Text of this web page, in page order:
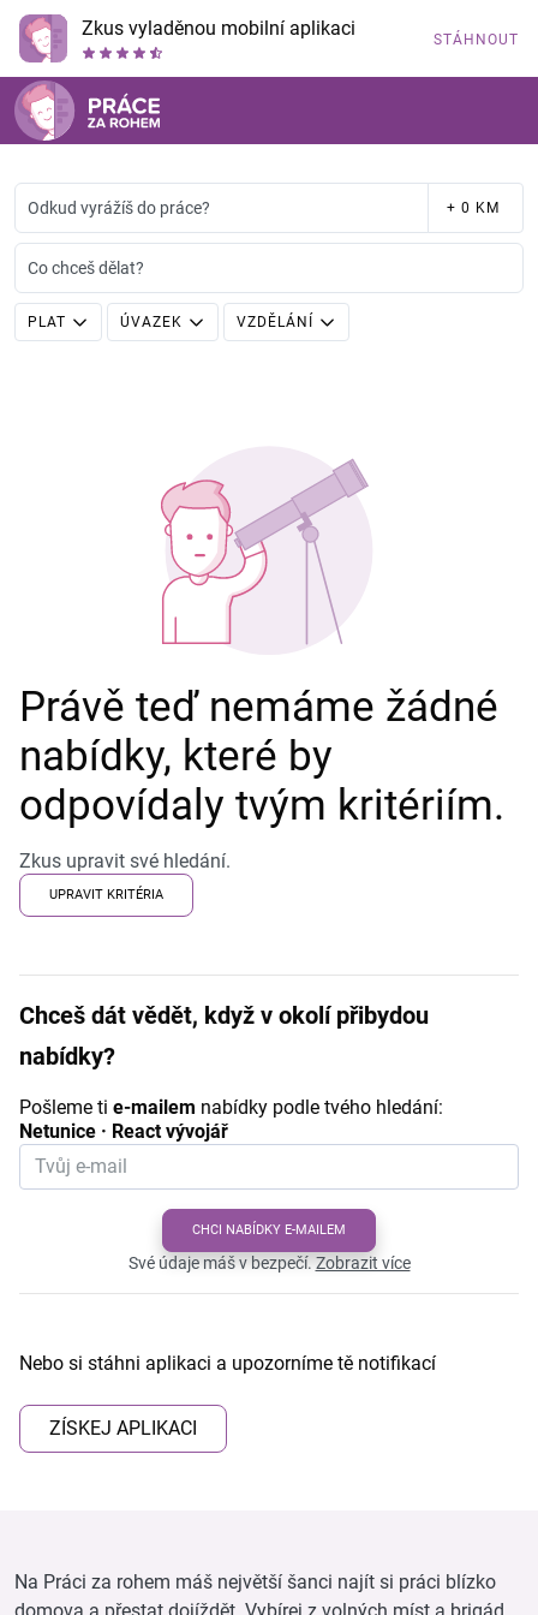
Zkus vyladěnou mobilní aplikaci STÁHNOUT
Odkud vyrážíš do práce? + 0 KM
Co chceš dělat?
PLAT ÚVAZEK VZDĚLÁNÍ
Právě teď nemáme žádné
nabídky, které by
odpovídaly tvým kritériím.
Zkus upravit své hledání.
UPRAVIT KRITÉRIA
Chceš dát vědět, když v okolí přibydou
nabídky?
Pošleme ti e-mailem nabídky podle tvého hledání:
Netunice · React vývojář
CHCI NABÍDKY E-MAILEM
Své údaje máš v bezpečí.Zobrazit více
Nebo si stáhni aplikaci a upozorníme tě notifikací
ZÍSKEJ APLIKACI
Na Práci za rohem máš největší šanci najít si práci blízko
domova a přestat dojíždět. Vybírej z volných míst a brigád